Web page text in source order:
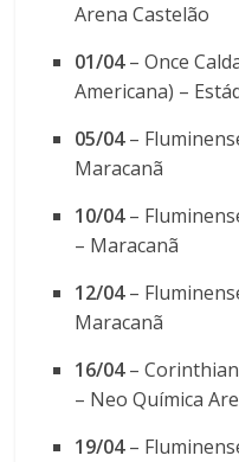
Arena Castelão
01/04– Once
Americana) –
05/04–
Maracanã
10/04–
– Maracanã
12/04–
Maracanã
16/04–
– Neo Química
19/04–